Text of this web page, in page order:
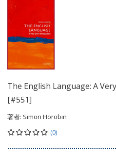
The English Language: A
[#551]
著者: Simon Horobin
(0)